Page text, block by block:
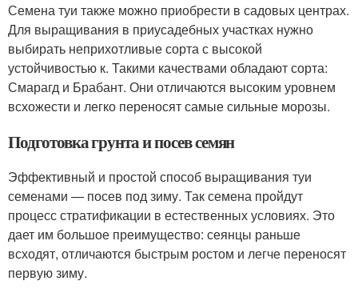
Семена туи также можно приобрести в садовых центрах.
Для выращивания в приусадебных участках нужно
выбирать неприхотливые сорта с высокой
устойчивостью к. Такими качествами обладают сорта:
Смарагд и Брабант. Они отличаются высоким уровнем
всхожести и легко переносят самые сильные морозы.
Подготовка грунта и посев семян
Эффективный и простой способ выращивания туи
семенами — посев под зиму. Так семена пройдут
процесс стратификации в естественных условиях. Это
дает им большое преимущество: сеянцы раньше
всходят, отличаются быстрым ростом и легче переносят
первую зиму.